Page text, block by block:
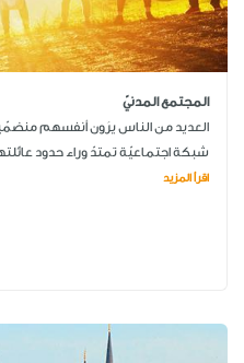
المجتمع المدنيّ
العديد من الناس يرَون أنفسهم
شبكة اجتماعيّة تمتدّ وراء حدود
اقرأ المزيد